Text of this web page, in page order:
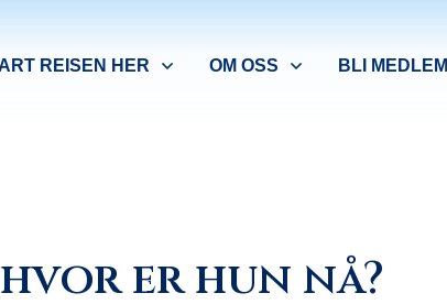
REISEN HER OM OSS BLI MEDLEM
er hun nå?